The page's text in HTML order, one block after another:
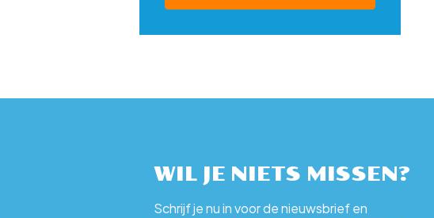
WIL JE NIETS MISSEN?
Schrijf je nu in voor de nieuwsbrief en